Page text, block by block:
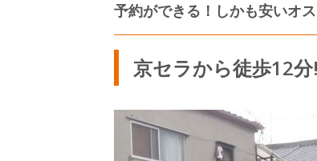
予約ができる！しかも安いオ
京セラから徒歩12